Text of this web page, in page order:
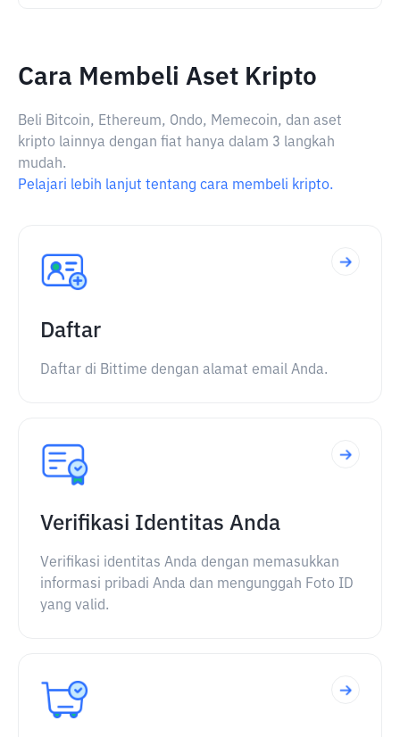
Cara Membeli Aset Kripto
Beli Bitcoin, Ethereum, Ondo, Memecoin, dan aset
kripto lainnya dengan fiat hanya dalam 3 langkah
mudah.
Pelajari lebih lanjut tentang cara membeli kripto.
Daftar
Daftar di Bittime dengan alamat email Anda.
Verifikasi Identitas Anda
Verifikasi identitas Anda dengan memasukkan
informasi pribadi Anda dan mengunggah Foto ID
yang valid.